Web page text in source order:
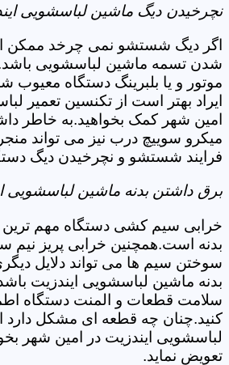
نچرخیدن دیگ ماشین لباسشویی
اگر دیگ شستشو نمی چرخد ممکن
شدن تسمه ماشین لباسشویی
موتور و یا بلبرینگ دستگاه معیوب
ایراد بهتر است از تکنسین تعمیر
امین شهر کمک بخواهید.به خاطر
میکرو سوییچ درب نیز می تواند
فرایند شستشو و نچرخیدن دیگ
برق داشتن بدنه ماشین لباسشویی
خرابی سیم کشی دستگاه مهم ترین
بدنه است.همچنین خرابی پریز نیم
سوختن سیم ها می تواند دلایل
بدنه ماشین لباسشویی ایندزیت
سلامت قطعات و المنت دستگاه
کنید.چنان چه قطعه ای مشکل دارد
لباسشویی ایندزیت در امین شهر
تعویض نماید.